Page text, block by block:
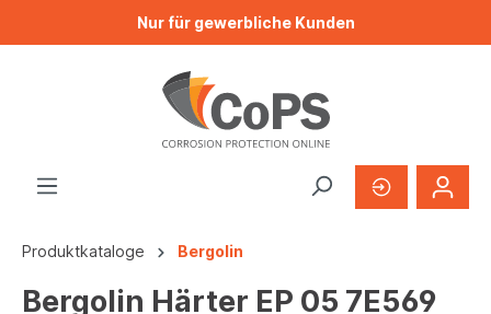
Nur für gewerbliche Kunden
Produktkataloge Bergolin
Bergolin Härter EP 05 7E569